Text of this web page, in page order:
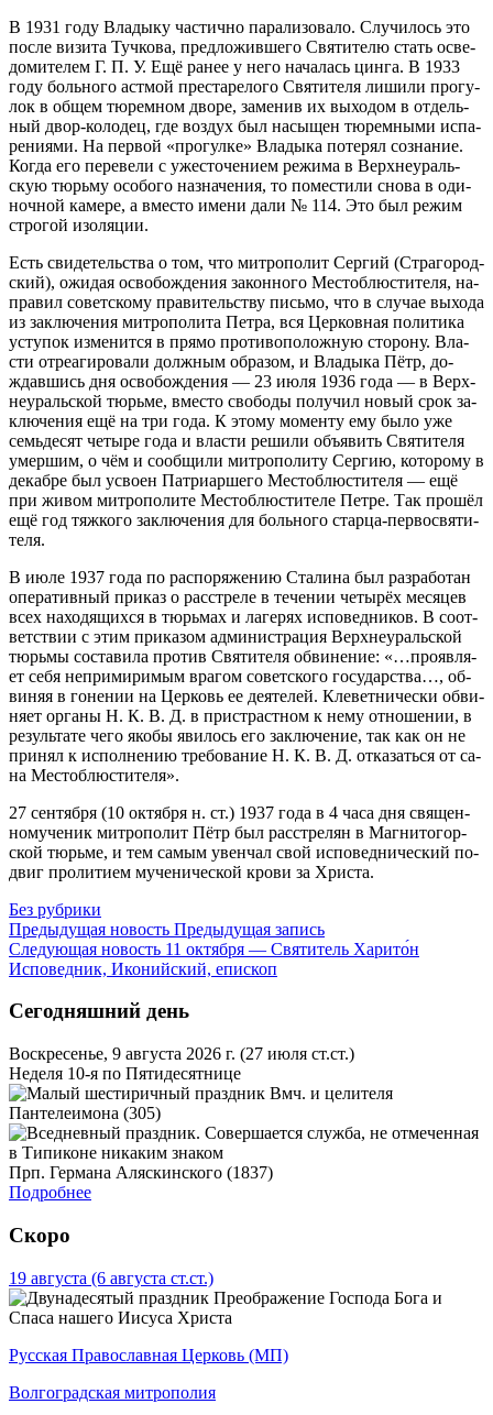
В 1931 го­ду Вла­ды­ку ча­стич­но па­ра­ли­зо­ва­ло. Слу­чи­лось это
по­сле ви­зи­та Туч­ко­ва, пред­ло­жив­ше­го Свя­ти­те­лю стать осве­
до­ми­те­лем Г. П. У. Ещё ра­нее у него на­ча­лась цин­га. В 1933
го­ду боль­но­го аст­мой пре­ста­ре­ло­го Свя­ти­те­ля ли­ши­ли про­гу­
лок в об­щем тю­рем­ном дво­ре, за­ме­нив их вы­хо­дом в от­дель­
ный двор-ко­ло­дец, где воз­дух был на­сы­щен тю­рем­ны­ми ис­па­
ре­ни­я­ми. На пер­вой «про­гул­ке» Вла­ды­ка по­те­рял со­зна­ние.
Ко­гда его пе­ре­ве­ли с уже­сто­че­ни­ем ре­жи­ма в Верх­не­ураль­
скую тюрь­му осо­бо­го на­зна­че­ния, то по­ме­сти­ли сно­ва в оди­
ноч­ной ка­ме­ре, а вме­сто име­ни да­ли № 114. Это был ре­жим
стро­гой изо­ля­ции.
Есть сви­де­тель­ства о том, что мит­ро­по­лит Сер­гий (Стра­го­род­
ский), ожи­дая осво­бож­де­ния за­кон­но­го Ме­сто­блю­сти­те­ля, на­
пра­вил со­вет­ско­му пра­ви­тель­ству пись­мо, что в слу­чае вы­хо­да
из за­клю­че­ния мит­ро­по­ли­та Пет­ра, вся Цер­ков­ная по­ли­ти­ка
усту­пок из­ме­нит­ся в пря­мо про­ти­во­по­лож­ную сто­ро­ну. Вла­
сти от­ре­а­ги­ро­ва­ли долж­ным об­ра­зом, и Вла­ды­ка Пётр, до­
ждав­шись дня осво­бож­де­ния — 23 июля 1936 го­да — в Верх­
не­ураль­ской тюрь­ме, вме­сто сво­бо­ды по­лу­чил но­вый срок за­
клю­че­ния ещё на три го­да. К это­му мо­мен­ту ему бы­ло уже
семь­де­сят че­ты­ре го­да и вла­сти ре­ши­ли объ­явить Свя­ти­те­ля
умер­шим, о чём и со­об­щи­ли мит­ро­по­ли­ту Сер­гию, ко­то­ро­му в
де­каб­ре был усво­ен Пат­ри­ар­ше­го Ме­сто­блю­сти­те­ля — ещё
при жи­вом мит­ро­по­ли­те Ме­сто­блю­сти­те­ле Пет­ре. Так про­шёл
ещё год тяж­ко­го за­клю­че­ния для боль­но­го стар­ца-пер­во­свя­ти­
те­ля.
В июле 1937 го­да по рас­по­ря­же­нию Ста­ли­на был раз­ра­бо­тан
опе­ра­тив­ный при­каз о рас­стре­ле в те­че­нии че­ты­рёх ме­ся­цев
всех на­хо­дя­щих­ся в тюрь­мах и ла­ге­рях ис­по­вед­ни­ков. В со­от­
вет­ствии с этим при­ка­зом адми­ни­стра­ция Верх­не­ураль­ской
тюрь­мы со­ста­ви­ла про­тив Свя­ти­те­ля об­ви­не­ние: «…про­яв­ля­
ет се­бя непри­ми­ри­мым вра­гом со­вет­ско­го го­су­дар­ства…, об­
ви­няя в го­не­нии на Цер­ковь ее де­я­те­лей. Кле­вет­ни­че­ски об­ви­
ня­ет ор­га­ны Н. К. В. Д. в при­страст­ном к нему от­но­ше­нии, в
ре­зуль­та­те че­го яко­бы яви­лось его за­клю­че­ние, так как он не
при­нял к ис­пол­не­нию тре­бо­ва­ние Н. К. В. Д. от­ка­зать­ся от са­
на Ме­сто­блю­сти­те­ля».
27 сен­тяб­ря (10 ок­тяб­ря н. ст.) 1937 го­да в 4 ча­са дня свя­щен­
но­му­че­ник мит­ро­по­лит Пётр был рас­стре­лян в Маг­ни­то­гор­
ской тюрь­ме, и тем са­мым увен­чал свой ис­по­вед­ни­че­ский по­
двиг про­ли­ти­ем му­че­ни­че­ской кро­ви за Хри­ста.
Без рубрики
Предыдущая новость Предыдущая запись
Следующая новость 11 октября — Святитель Харито́н
Исповедник, Иконийский, епископ
Сегодняшний день
Воскресенье, 9 августа 2026 г. (27 июля ст.ст.)
Неделя 10-я по Пятидесятнице
Вмч. и целителя
Пантелеимона (305)
Прп. Германа Аляскинского (1837)
Подробнее
Скоро
19 августа (6 августа ст.ст.)
Преображение Господа Бога и
Спаса нашего Иисуса Христа
Русская Православная Церковь (МП)
Волгоградская митрополия